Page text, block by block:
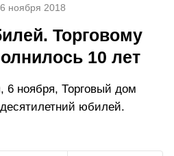
6 ноября 2018
Торговому
10 лет
6 ноября, Торговый дом
юбилей.